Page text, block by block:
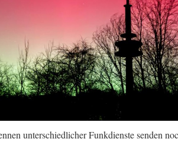
unterschiedlicher Funkdienste senden